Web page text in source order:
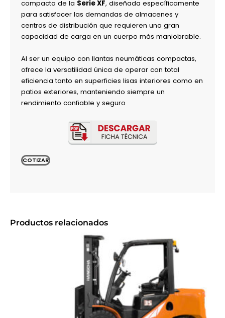
compacta de la Serie XF, diseñada específicamente
para satisfacer las demandas de almacenes y
centros de distribución que requieren una gran
capacidad de carga en un cuerpo más maniobrable.
Al ser un equipo con llantas neumáticas compactas,
ofrece la versatilidad única de operar con total
eficiencia tanto en superficies lisas interiores como en
patios exteriores, manteniendo siempre un
rendimiento confiable y seguro
COTIZAR
Productos relacionados